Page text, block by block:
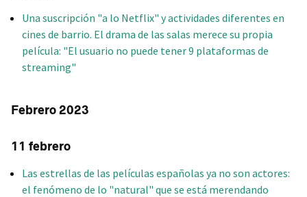
Una suscripción "a lo Netflix" y actividades diferentes en
cines de barrio. El drama de las salas merece su propia
película: "El usuario no puede tener 9 plataformas de
streaming"
Febrero 2023
11 febrero
Las estrellas de las películas españolas ya no son actores:
el fenómeno de lo "natural" que se está merendando